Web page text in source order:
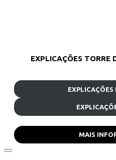
EXPLICAÇÕES TORRE
EXPLICAÇÕES
MAIS